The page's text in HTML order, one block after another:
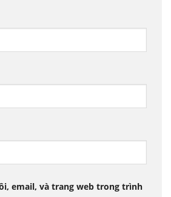
email, và trang web trong trình